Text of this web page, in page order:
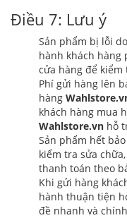
Điều 7: Lưu ý
Sản phẩm bị lỗi
hành khách hàng
cửa hàng để kiểm
Phí gửi hàng lên
hàng
khách hàng mua
Wahlstore.vn hỗ
Sản phẩm hết
kiểm tra sửa
thanh toán theo
Khi gửi hàng
hành thuận tiện
đề nhanh và